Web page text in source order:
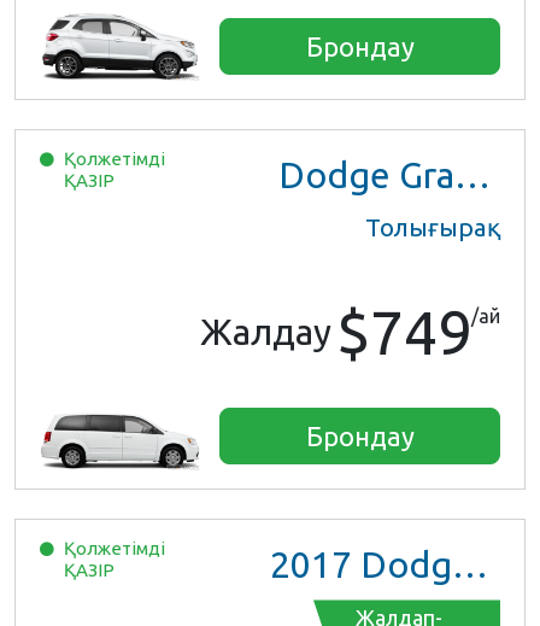
Брондау
Қолжетімді
ҚАЗІР
Dodge Grand Caravan
Толығырақ
Жалдау $749/ай
Брондау
Қолжетімді
ҚАЗІР
2017 Dodge Grand Caravan GT
Жалдап-